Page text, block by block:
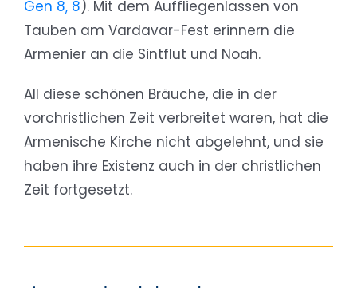
Gen 8, 8). Mit dem Auffliegenlassen von
Tauben am Vardavar-Fest erinnern die
Armenier an die Sintflut und Noah.
All diese schönen Bräuche, die in der
vorchristlichen Zeit verbreitet waren, hat die
Armenische Kirche nicht abgelehnt, und sie
haben ihre Existenz auch in der christlichen
Zeit fortgesetzt.